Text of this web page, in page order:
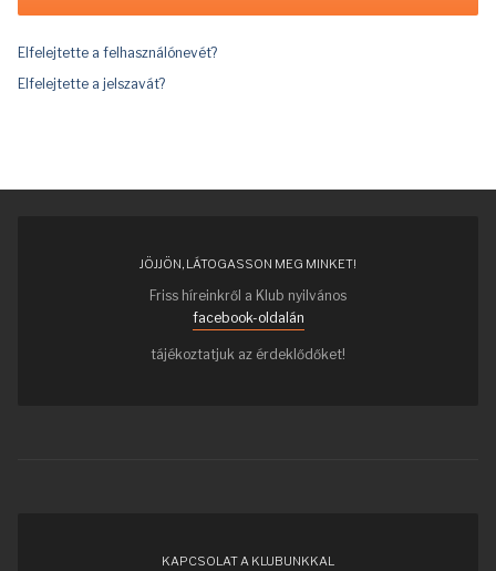
Elfelejtette a felhasználónevét?
Elfelejtette a jelszavát?
JÖJJÖN, LÁTOGASSON MEG MINKET!
Friss híreinkről a Klub nyilvános
facebook-oldalán
tájékoztatjuk az érdeklődőket!
KAPCSOLAT A KLUBUNKKAL